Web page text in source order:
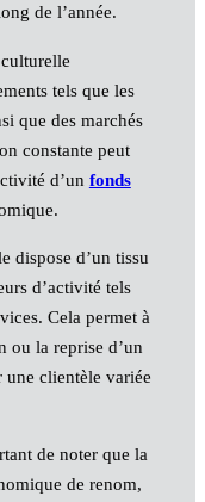
de l’année.
tels que les
que des marchés
constante peut
d’un fonds
dispose d’un tissu
d’activité tels
Cela permet à
ou la reprise d’un
clientèle variée
de noter que la
de renom,